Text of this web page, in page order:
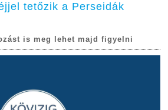
tetőzik a Perseidák
is meg lehet majd figyelni